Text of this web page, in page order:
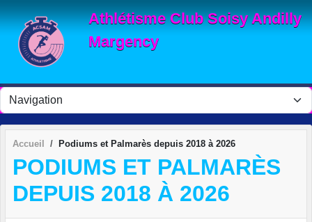
Athlétisme Club Soisy Andilly
Margency
Accueil Podiums et Palmarès depuis 2018 à 2026
PODIUMS ET PALMARÈS
DEPUIS 2018 À 2026